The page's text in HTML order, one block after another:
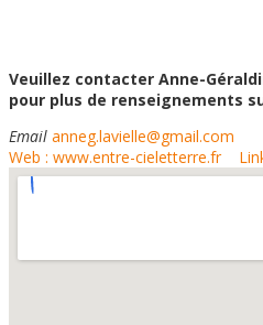
Veuillez contacter Anne-
pour plus de renseignements
Email anneg.lavielle@gmail.com
Web : www.entre-cieletterre.fr